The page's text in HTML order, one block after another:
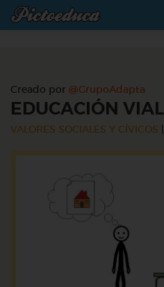
Creado por @GrupoAdapta
EDUCACIÓN VIAL
VALORES SOCIALES Y CÍVICOS